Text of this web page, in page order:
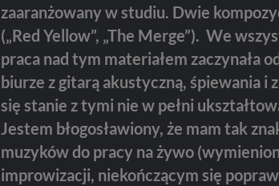
zaaranżowany w studiu. Dwie
(„Red Yellow”, „The Merge”). We
praca nad tym materiałem zaczynała
biurze z gitarą akustyczną, śpiewania i
się stanie z tymi nie w pełni
Jestem błogosławiony, że mam tak
muzyków do pracy na żywo
improwizacji, niekończącym się